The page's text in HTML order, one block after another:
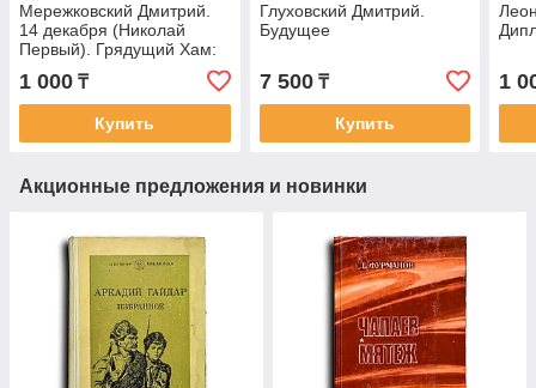
Мережковский Дмитрий.
14 декабря (Николай
Первый). Грядущий Хам:
Вместо послесловия
1 000 ₸
Купить
Глуховский Дмитрий.
Будущее
7 500₸
Купить
1
Акционные предложения и новинки